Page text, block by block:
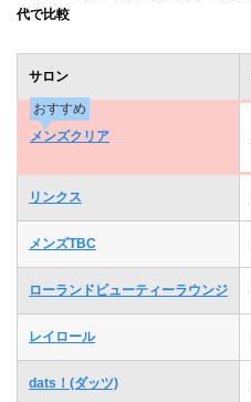
代で比較
サロン
おすすめ
メンズクリア
リンクス
メンズTBC
ローランドビューティーラウンジ
レイロール
dats！(ダッツ)